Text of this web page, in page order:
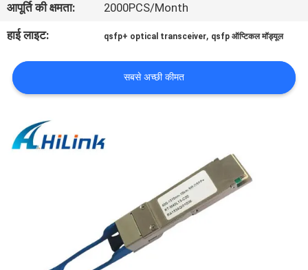
हमसे
संपर्क
करें
मामले
साइटमैप
आपूर्ति की क्षमता:
2000PCS/Month
हाई लाइट:
qsfp+ optical transceiver, qsfp ऑप्टिकल मॉड्यूल
सबसे अच्छी कीमत